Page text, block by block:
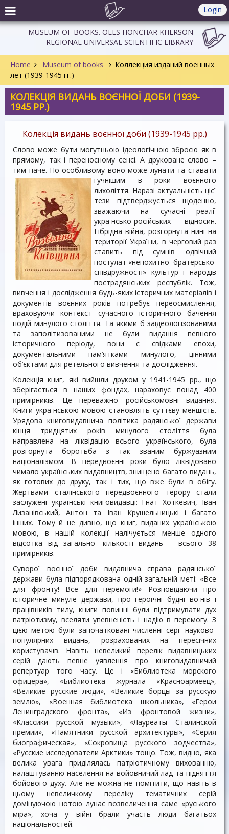
Login
MUSEUM OF BOOKS. OLES HONCHAR KHERSON
REGIONAL UNIVERSAL SCIENTIFIC LIBRARY
Home Museum of books
Коллекция изданий военных
лет (1939-1945 гг.)
КОЛЕКЦІЯ ВИДАНЬ ВОЄННОЇ ДОБИ (1939-
1945 РР.)
Колекція видань воєнної доби (1939-1945 рр.)
Слово може бути могутньою ідеологічною зброєю як в
прямому, так і переносному сенсі. А друковане слово –
тим паче. По-особливому воно може лунати та ставати
гучнішим в роки воєнного
лихоліття. Наразі актуальність цієї
тези підтверджується щоденно,
зважаючи на сучасні реалії
українсько-роcійських відносин.
Гібрідна війна, розгорнута нині на
території України, в черговий раз
ставить під сумнів одвічний
постулат «непохитної братерської
співдружності» культур і народів
пострадянських республік. Тож,
вивчення і дослідження будь-яких історичних матеріалів і
документів воєнних років потребує переосмислення,
враховуючи контекст сучасного історичного бачення
подій минулого століття. Та якими б заідеологізованими
та заполітизованими не були видання певного
історичного періоду, вони є свідками епохи,
документальними пам’ятками минулого, цінними
об’єктами для ретельного вивчення та дослідження.
Колекція книг, які вийшли друком у 1941-1945 рр., що
зберігається в наших фондах, нараховує понад 400
примірників. Це переважно російськомовні видання.
Книги українською мовою становлять суттєву меншість.
Урядова книговидавнича політика радянської держави
кінця тридцятих років минулого століття була
направлена на ліквідацію всього українського, була
розгорнута боротьба з так званим буржуазним
націоналізмом. В передвоєнні роки було ліквідовано
чимало українських видавництв, знищено багато видань,
як готових до друку, так і тих, що вже були в обігу.
Жертвами сталінського передвоєнного терору стали
заслужені українські книговидавці: Гнат Хоткевич, Іван
Лизанівський, Антон та Іван Крушельницькі і багато
інших. Тому й не дивно, що книг, виданих українською
мовою, в нашій колекції налічується менше одного
відсотка від загальної кількості видань – всього 38
примірників.
Суворої воєнної доби видавнича справа радянської
держави була підпорядкована одній загальній меті: «Все
для фронту! Все для перемоги!» Розповідаючи про
історичне минуле держави, про героїчні будні воїнів і
працівників тилу, книги повинні були підтримувати дух
патріотизму, вселяти упевненість і надію в перемогу. З
цією метою були започатковані численні серії науково-
популярних видань, розрахованих на пересічних
користувачів. Навіть невеликий перелік видавницьких
серій дають певне уявлення про книговидавничий
репертуар того часу. Це і «Библиотека морского
офицера», «Библиотека журнала «Красноармеец»,
«Великие русские люди», «Великие борцы за русскую
землю», «Военная библиотека школьника», «Герои
Ленинградского фронта», «Из фронтовой жизни»,
«Классики русской музыки», «Лауреаты Сталинской
премии», «Памятники русской архитектуры», «Серия
биографическая», «Сокровища русского зодчества»,
«Русские исследователи Арктики» тощо. Тож, видно, яка
велика увага приділялась патріотичному вихованню,
налаштуванню населення на войовничий лад та підняття
бойового духу. Але не можна не помітити, що навіть в
цьому невеличкому переліку тематичних серій
домінуючою нотою лунає возвеличення саме «руського
міра», хоча у війні брали участь люди багатьох
національностей.